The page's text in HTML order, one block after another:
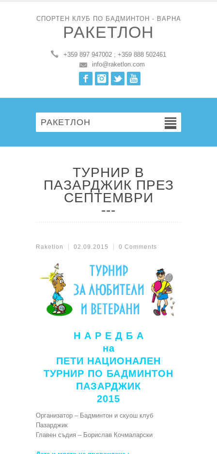
СПОРТЕН КЛУБ ПО БАДМИНТОН - ВАРНА
РАКЕТЛОН
+359 897 947002 ; +359 888 502461
info@raketlon.com
FacebookInstagram
Twitter
РАКЕТЛОН
ТУРНИР В
ПАЗАРДЖИК ПРЕЗ
СЕПТЕМВРИ
Raketlon 02.09.2015 0 Comments
Н А Р Е Д Б А
на
ПЕТИ НАЦИОНАЛЕН
ТУРНИР ПО БАДМИНТОН
ПАЗАРДЖИК
2015
Организатор – Бадминтон и скуош клуб
Пазарджик
Главен съдия – Борислав Кочмаларски